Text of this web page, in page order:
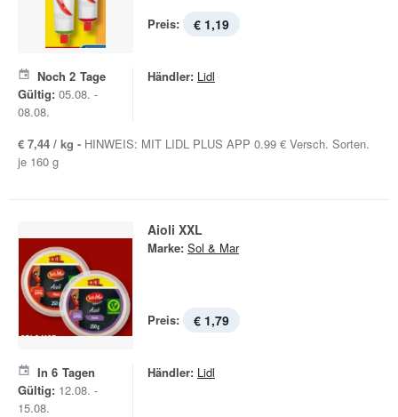
Preis: € 1,19
Noch 2 Tage
Gültig: 05.08. -
08.08.
Händler: Lidl
€ 7,44 / kg - HINWEIS: MIT LIDL PLUS APP 0.99 € Versch. Sorten.
je 160 g
Aioli XXL
Marke: Sol & Mar
Preis: € 1,79
In 6 Tagen
Gültig: 12.08. -
15.08.
Händler: Lidl